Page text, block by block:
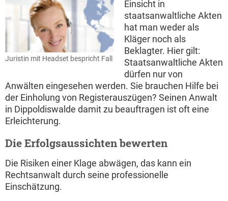
Juristin mit Headset bespricht Fall
Einsicht in
staatsanwaltliche Akten
hat man weder als
Kläger noch als
Beklagter. Hier gilt:
Staatsanwaltliche Akten
dürfen nur von
Anwälten eingesehen werden. Sie brauchen Hilfe bei
der Einholung von Registerauszügen? Seinen Anwalt
in Dippoldiswalde damit zu beauftragen ist oft eine
Erleichterung.
Die Erfolgsaussichten bewerten
Die Risiken einer Klage abwägen, das kann ein
Rechtsanwalt durch seine professionelle
Einschätzung.